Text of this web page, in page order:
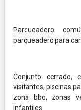
Parqueadero
parqueadero para
Conjunto cerrado,
visitantes, piscinas
zona bbq, zonas
infantiles.